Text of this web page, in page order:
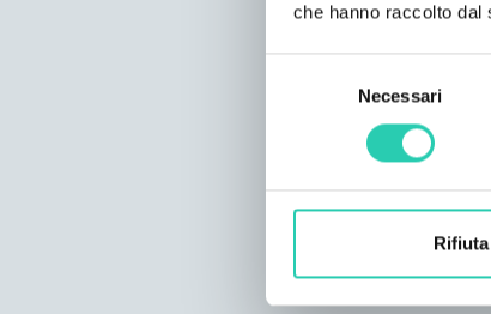
che hanno raccolto
Necessari
Rifiuta